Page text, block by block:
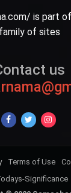
is part
family of sites
us
Terms of Use
Significance